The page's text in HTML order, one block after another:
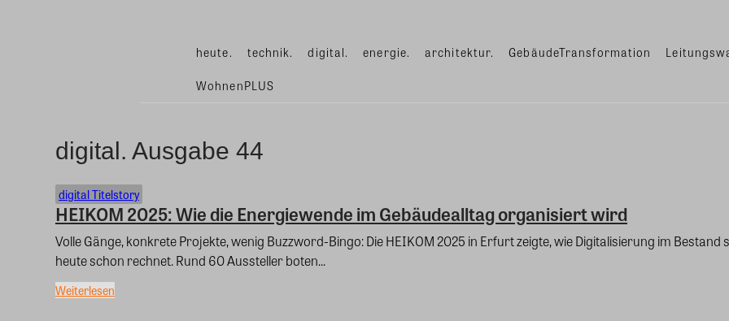
heute. technik. digital. energie. architektur. GebäudeTransformation
WohnenPLUS
digital. Ausgabe 44
digital Titelstory
HEIKOM 2025: Wie die Energiewende im Gebäudealltag organisiert wird
Volle Gänge, konkrete Projekte, wenig Buzzword-Bingo: Die HEIKOM 2025 in Erfurt zeigte, wie Digitalisierung im Bestand
heute schon rechnet. Rund 60 Aussteller boten...
Weiterlesen